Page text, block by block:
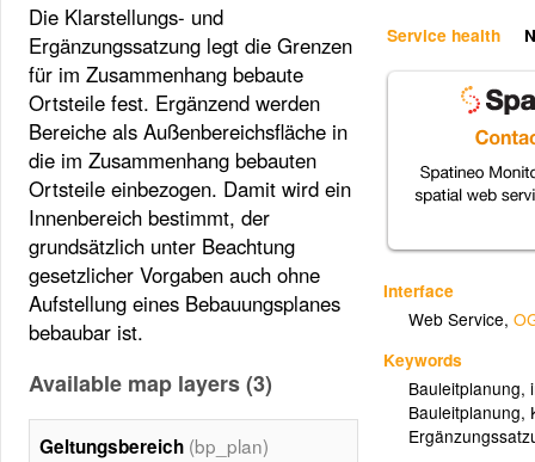
Service health
Interface
Web Service,
Keywords
Bauleitplanung,
Bauleitplanung,
Die Klarstellungs- und
Ergänzungssatzung legt die Grenzen
für im Zusammenhang bebaute
Ortsteile fest. Ergänzend werden
Bereiche als Außenbereichsfläche in
die im Zusammenhang bebauten
Ortsteile einbezogen. Damit wird ein
Innenbereich bestimmt, der
grundsätzlich unter Beachtung
gesetzlicher Vorgaben auch ohne
Aufstellung eines Bebauungsplanes
bebaubar ist.
Available map layers (3)
Geltungsbereich (bp_plan)